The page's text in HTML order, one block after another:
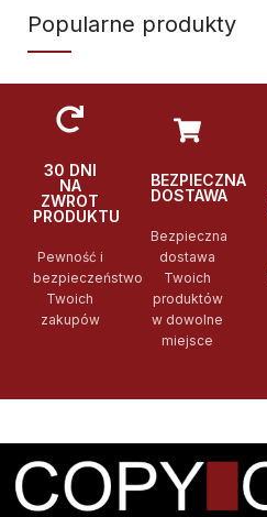
Popularne produkty
30 DNI
NA
ZWROT
PRODUKTU
Pewność i
bezpieczeństwo
Twoich
zakupów
BEZPIECZNA
DOSTAWA
Bezpieczna
dostawa
Twoich
produktów
w dowolne
miejsce